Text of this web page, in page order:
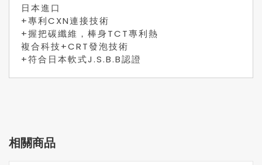
日本進口
+專利CXN連接技術
+握把碳纖維，棒身TCT專利熱
複合科技+CRT發泡技術
+符合日本軟式J.S.B.B認證
相關商品